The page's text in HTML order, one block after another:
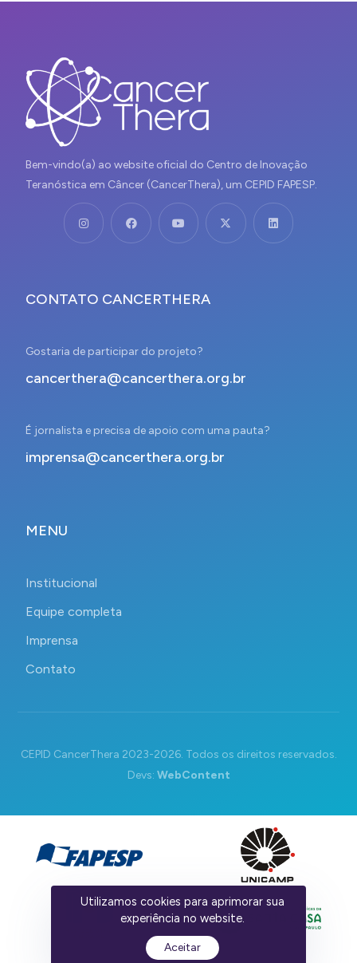
Bem-vindo(a) ao website oficial do Centro de Inovação
Teranóstica em Câncer (CancerThera), um CEPID FAPESP.
CONTATO CANCERTHERA
Gostaria de participar do projeto?
cancerthera@cancerthera.org.br
É jornalista e precisa de apoio com uma pauta?
imprensa@cancerthera.org.br
MENU
Institucional
Equipe completa
Imprensa
Contato
CEPID CancerThera 2023-2026. Todos os direitos reservados.
Devs: WebContent
Utilizamos cookies para aprimorar sua
experiência no website.
Aceitar